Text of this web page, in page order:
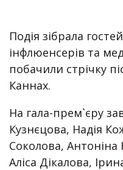
Подія зібрала гостей
інфлюенсерів та
побачили стрічку
Каннах.
На гала-прем`єру
Кузнєцова, Надія
Соколова, Антоніна
Аліса Дікалова,